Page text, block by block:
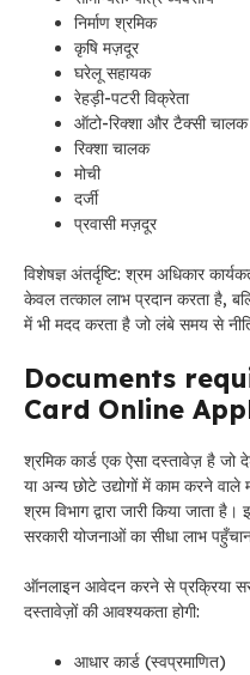
निर्माण श्रमिक
कृषि मज़दूर
घरेलू सहायक
रेहड़ी-पटरी विक्रेता
ऑटो-रिक्शा और टैक्सी चालक
रिक्शा चालक
मोची
दर्जी
प्रवासी मज़दूर
विशेषज्ञ अंतर्दृष्टि: श्रम अधिकार
केवल तत्काल लाभ प्रदान करता है,
में भी मदद करता है जो लंबे समय से
Documents
Card Online
श्रमिक कार्ड एक ऐसा दस्तावेज़ है जो
या अन्य छोटे उद्योगों में काम करने वाले
श्रम विभाग द्वारा जारी किया जाता
सरकारी योजनाओं का सीधा लाभ
ऑनलाइन आवेदन करने से प्रक्रिया
दस्तावेज़ों की आवश्यकता होगी:
आधार कार्ड (स्वप्रमाणित)